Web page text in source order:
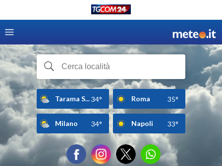
Tarama S...34° Roma 35°
Milano 34° Napoli 33°